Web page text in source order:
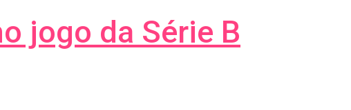
jogo da Série B